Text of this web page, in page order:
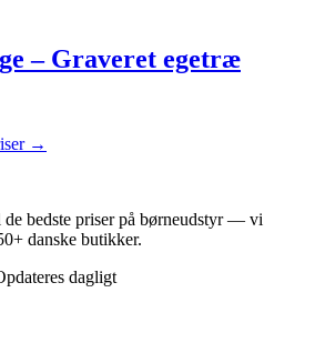
– Graveret egetræ
→
bedste priser på børneudstyr — vi
danske butikker.
dagligt